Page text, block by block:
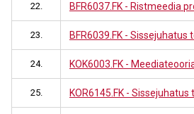
22. BFR6037.FK - Ristmeedia
23. BFR6039.FK - Sissejuhatus
24. KOK6003.FK -
25. KOR6145.FK - Sissejuhatus